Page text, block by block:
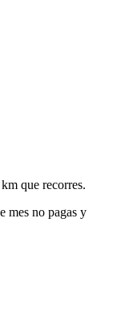
que recorres.
mes no pagas y